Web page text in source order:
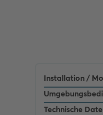
Installation /
Technische